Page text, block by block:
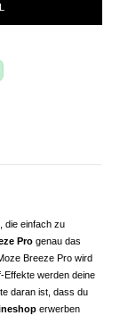
die einfach zu
Pro genau das
Breeze Pro wird
Effekte werden deine
daran ist, dass du
erwerben